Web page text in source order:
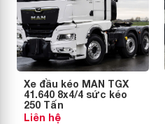
Xe đầu kéo MAN TGX
41.640 8x4/4 sức kéo
250 Tấn
Liên hệ